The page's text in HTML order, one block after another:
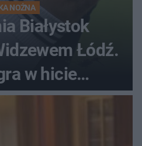
NOŻNA
Białystok
Łódź.
w hicie